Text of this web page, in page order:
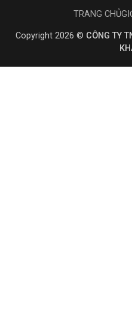
Copyright 2026 © CÔNG TY
TRANG CHỦ